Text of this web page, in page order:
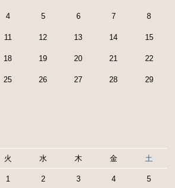
4 5 6 7 8
11 12 13 14 15
18 19 20 21 22
25 26 27 28 29
火 水 木 金 土
1 2 3 4 5